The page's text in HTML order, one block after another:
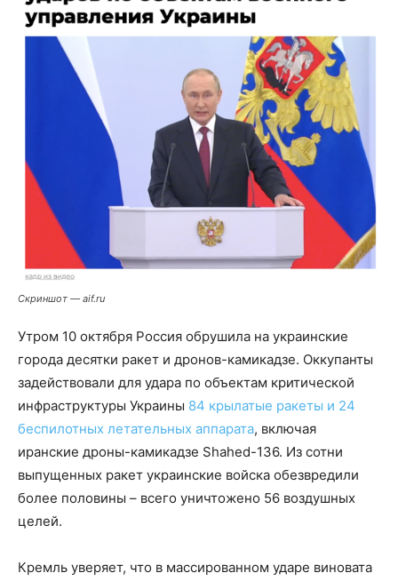
Скриншот — aif.ru
Утром 10 октября Россия обрушила на украинские
города десятки ракет и дронов-камикадзе. Оккупанты
задействовали для удара по объектам критической
инфраструктуры Украины 84 крылатые ракеты и 24
беспилотных летательных аппарата, включая
иранские дроны-камикадзе Shahed-136. Из сотни
выпущенных ракет украинские войска обезвредили
более половины – всего уничтожено 56 воздушных
целей.
Кремль уверяет, что в массированном ударе виновата